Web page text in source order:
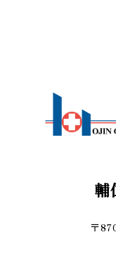
輔
〒